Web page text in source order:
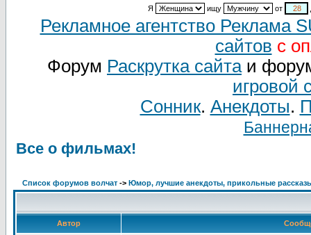
Я ищу от
Рекламное агентство Реклама
сайтов с
Форум Раскрутка сайтаи
игровой
Сонник. Анекдоты.
Все о фильмах!
Список форумов волчат -> Юмор, лучшие анекдоты, прикольные
Автор